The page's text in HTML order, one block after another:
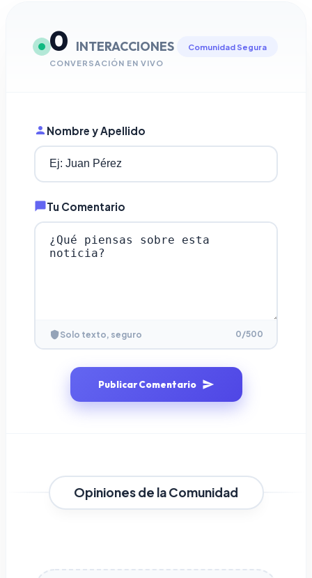
0 INTERACCIONES
CONVERSACIÓN EN VIVO
Comunidad Segura
Nombre y Apellido
Tu Comentario
Solo texto, seguro 0/500
Publicar Comentario
Opiniones de la Comunidad